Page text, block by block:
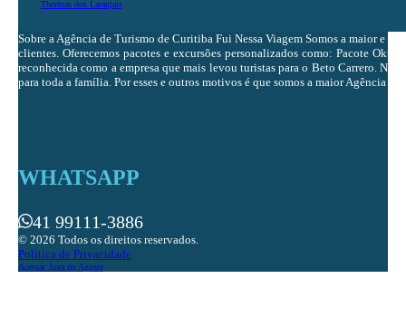
Thermas dos Laranjais
Sobre a Agência de Turismo de Curitiba Fui Nessa Viagem Somos a maior e
clientes. Oferecemos pacotes e excursões personalizados como: Pacote
reconhecida como a empresa que mais levou turistas para o Beto Carrero.
para toda a família. Por esses e outros motivos é que somos a maior Agência
WHATSAPP
41 99111-3886
© 2026 Todos os direitos reservados.
Política de Privacidade
Acessar Área do Agente